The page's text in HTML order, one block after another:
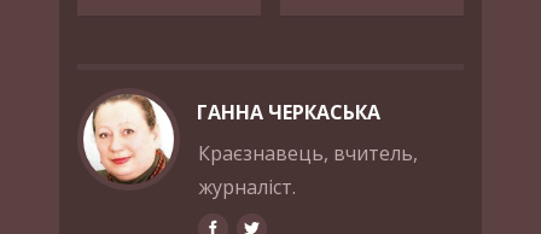
ГАННА ЧЕРКАСЬКА
Краєзнавець, вчитель,
журналіст.